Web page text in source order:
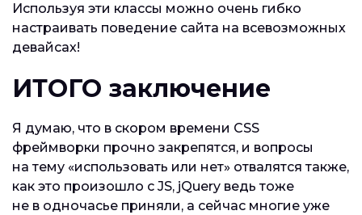
Используя эти классы можно очень гибко
настраивать поведение сайта на всевозможных
девайсах!
ИТОГО заключение
Я думаю, что в скором времени CSS
фреймворки прочно закрепятся, и вопросы
на тему «использовать или нет» отвалятся также,
как это произошло с JS, jQuery ведь тоже
не в одночасье приняли, а сейчас многие уже